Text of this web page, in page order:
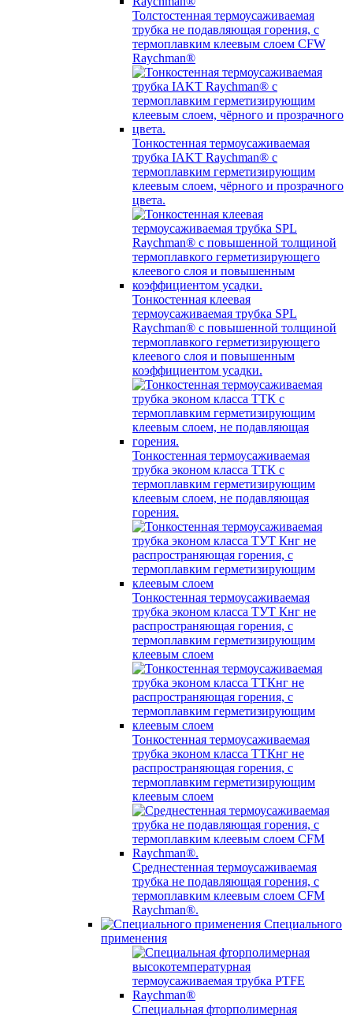
Толстостенная термоусаживаемая
трубка не подавляющая горения, с
термоплавким клеевым слоем CFW
Raychman®
Тонкостенная термоусаживаемая
трубка IAKT Raychman® с
термоплавким герметизирующим
клеевым слоем, чёрного и прозрачного
цвета.
Тонкостенная клеевая
термоусаживаемая трубка SPL
Raychman® с повышенной толщиной
термоплавкого герметизирующего
клеевого слоя и повышенным
коэффициентом усадки.
Тонкостенная термоусаживаемая
трубка эконом класса ТТК с
термоплавким герметизирующим
клеевым слоем, не подавляющая
горения.
Тонкостенная термоусаживаемая
трубка эконом класса ТУТ Кнг не
распространяющая горения, с
термоплавким герметизирующим
клеевым слоем
Тонкостенная термоусаживаемая
трубка эконом класса ТТКнг не
распространяющая горения, с
термоплавким герметизирующим
клеевым слоем
Среднестенная термоусаживаемая
трубка не подавляющая горения, с
термоплавким клеевым слоем CFM
Raychman®.
Специального
применения
Специальная фторполимерная